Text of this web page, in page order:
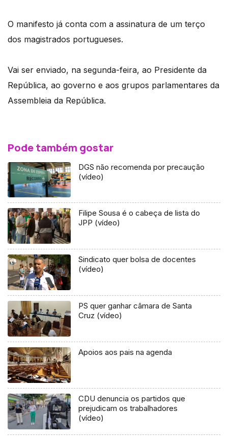
O manifesto já conta com a assinatura de um terço
dos magistrados portugueses.
Vai ser enviado, na segunda-feira, ao Presidente da
República, ao governo e aos grupos parlamentares da
Assembleia da República.
Pode também gostar
DGS não recomenda por precaução
(vídeo)
Filipe Sousa é o cabeça de lista do
JPP (vídeo)
Sindicato quer bolsa de docentes
(vídeo)
PS quer ganhar câmara de Santa
Cruz (vídeo)
Apoios aos pais na agenda
CDU denuncia os partidos que
prejudicam os trabalhadores
(vídeo)